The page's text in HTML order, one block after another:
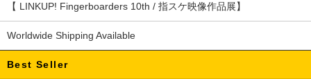
【 LINKUP! Fingerboarders 10th / 指スケ映像作品展】
Worldwide Shipping Available
Best Seller